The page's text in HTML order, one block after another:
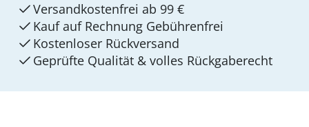
Versandkostenfrei ab 99 €
Kauf auf Rechnung Gebührenfrei
Kostenloser Rückversand
Geprüfte Qualität & volles Rückgaberecht